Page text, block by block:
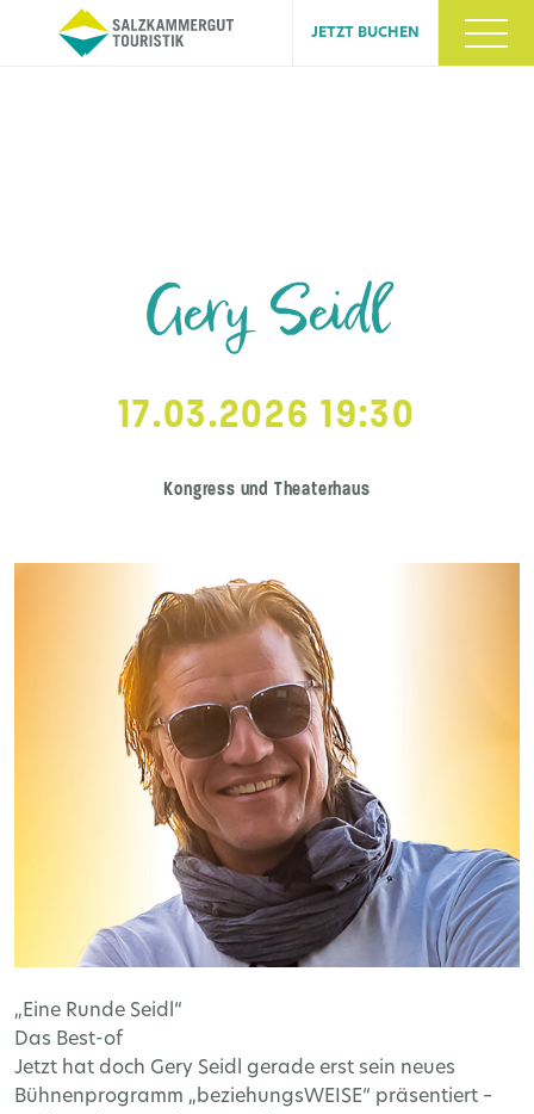
JETZT BUCHEN
Gery Seidl
17.03.2026 19:30
Kongress und Theaterhaus
„Eine Runde Seidl“
Das Best-of
Jetzt hat doch Gery Seidl gerade erst sein neues
Bühnenprogramm „beziehungsWEISE“ präsentiert –